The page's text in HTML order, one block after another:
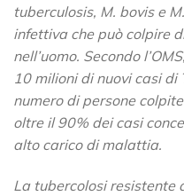
tuberculosis, M. bovis e
infettiva che può colpire
nell’uomo. Secondo
10 milioni di nuovi casi di
numero di persone
oltre il 90% dei casi
alto carico di malattia.
La tubercolosi resistente